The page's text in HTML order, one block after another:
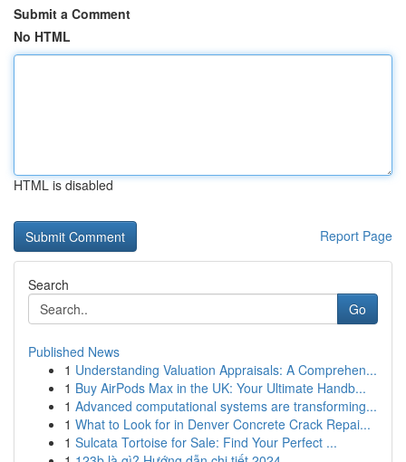
Submit a Comment
No HTML
HTML is disabled
Report Page
Search
Go
Published News
1 Understanding Valuation Appraisals: A Comprehen...
1 Buy AirPods Max in the UK: Your Ultimate Handb...
1 Advanced computational systems are transforming...
1 What to Look for in Denver Concrete Crack Repai...
1 Sulcata Tortoise for Sale: Find Your Perfect ...